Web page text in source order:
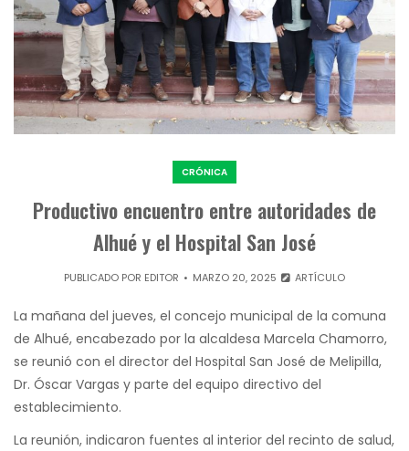
CRÓNICA
Productivo encuentro entre autoridades de
Alhué y el Hospital San José
PUBLICADO POR EDITOR MARZO 20, 2025 ARTÍCULO
La mañana del jueves, el concejo municipal de la comuna
de Alhué, encabezado por la alcaldesa Marcela Chamorro,
se reunió con el director del Hospital San José de Melipilla,
Dr. Óscar Vargas y parte del equipo directivo del
establecimiento.
La reunión, indicaron fuentes al interior del recinto de salud,